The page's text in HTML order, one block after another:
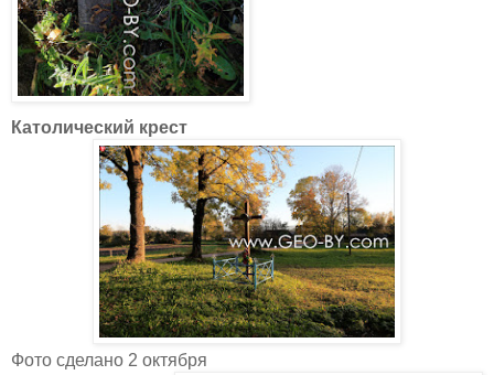
Католический крест
Фото сделано 2 октября